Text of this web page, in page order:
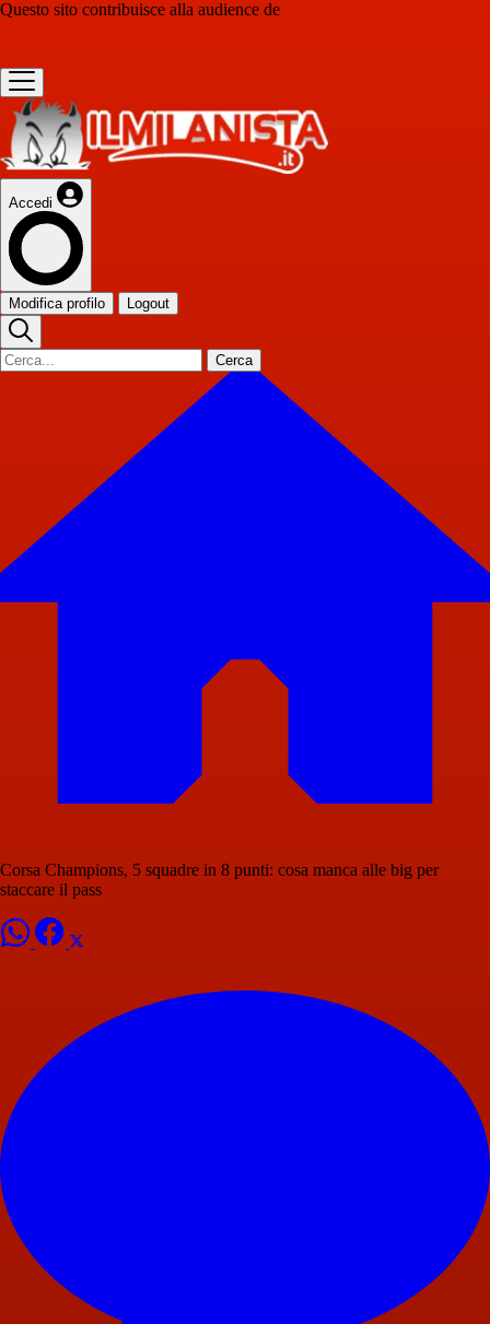
Questo sito contribuisce alla audience de
Accedi
Modifica profilo Logout
Cerca
Corsa Champions, 5 squadre in 8 punti: cosa manca alle big per
staccare il pass